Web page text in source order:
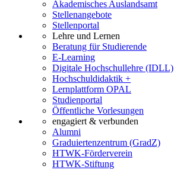
Akademisches Auslandsamt
Stellenangebote
Stellenportal
Lehre und Lernen
Beratung für Studierende
E-Learning
Digitale Hochschullehre (IDLL)
Hochschuldidaktik +
Lernplattform OPAL
Studienportal
Öffentliche Vorlesungen
engagiert & verbunden
Alumni
Graduiertenzentrum (GradZ)
HTWK-Förderverein
HTWK-Stiftung